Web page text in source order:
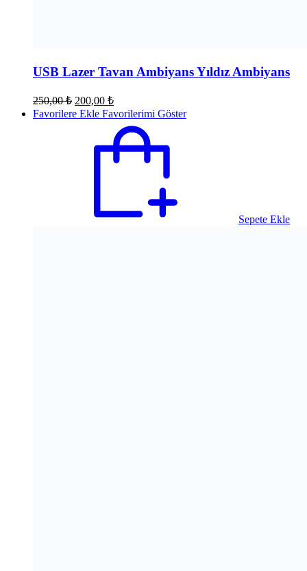
USB Lazer Tavan Ambiyans Yıldız Ambiyans
250,00₺ Orijinal
fiyat:
200,00 ₺Şu
andaki
fiyat:
200,00 ₺.
Favorilere Ekle Favorilerimi Göster
Sepete Ekle